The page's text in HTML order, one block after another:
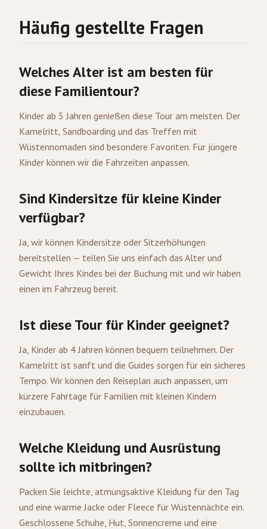
Häufig gestellte Fragen
Welches Alter ist am besten für
diese Familientour?
Kinder ab 5 Jahren genießen diese Tour am meisten. Der
Kamelritt, Sandboarding und das Treffen mit
Wüstennomaden sind besondere Favoriten. Für jüngere
Kinder können wir die Fahrzeiten anpassen.
Sind Kindersitze für kleine Kinder
verfügbar?
Ja, wir können Kindersitze oder Sitzerhöhungen
bereitstellen — teilen Sie uns einfach das Alter und
Gewicht Ihres Kindes bei der Buchung mit und wir haben
einen im Fahrzeug bereit.
Ist diese Tour für Kinder geeignet?
Ja, Kinder ab 4 Jahren können bequem teilnehmen. Der
Kamelritt ist sanft und die Guides sorgen für ein sicheres
Tempo. Wir können den Reiseplan auch anpassen, um
kürzere Fahrtage für Familien mit kleinen Kindern
einzubauen.
Welche Kleidung und Ausrüstung
sollte ich mitbringen?
Packen Sie leichte, atmungsaktive Kleidung für den Tag
und eine warme Jacke oder Fleece für Wüstennächte ein.
Geschlossene Schuhe, Hut, Sonnencreme und eine